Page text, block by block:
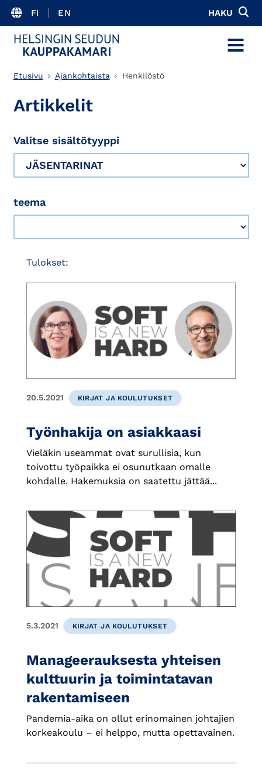
FI EN HAKU
MENU
Etusivu Ajankohtaista Henkilöstö
Artikkelit
Valitse sisältötyyppi
teema
Tulokset:
20.5.2021 KIRJAT JA KOULUTUKSET
Työnhakija on asiakkaasi
Vieläkin useammat ovat surullisia, kun
toivottu työpaikka ei osunutkaan omalle
kohdalle. Hakemuksia on saatettu jättää...
5.3.2021 KIRJAT JA KOULUTUKSET
Manageerauksesta yhteisen
kulttuurin ja toimintatavan
rakentamiseen
Pandemia-aika on ollut erinomainen johtajien
korkeakoulu – ei helppo, mutta opettavainen.